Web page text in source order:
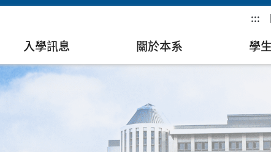
:::
入學訊息 關於本系 學